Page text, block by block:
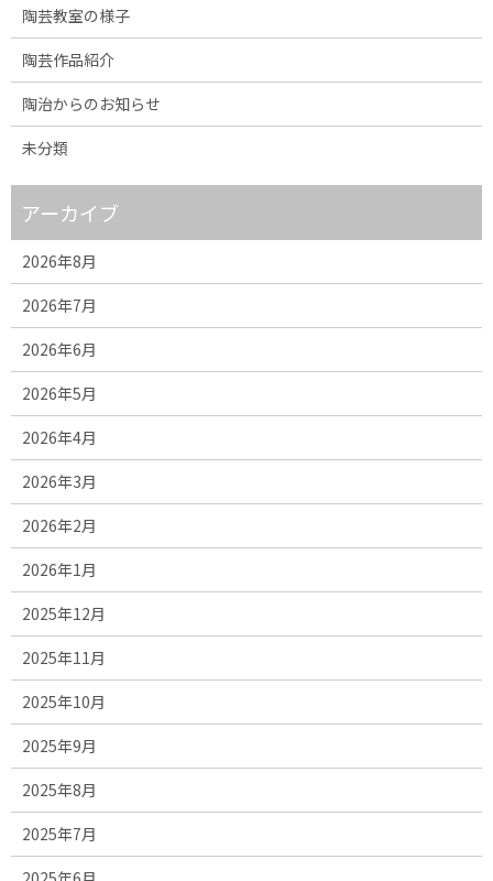
陶芸教室の様子
陶芸作品紹介
陶治からのお知らせ
未分類
アーカイブ
2026年8月
2026年7月
2026年6月
2026年5月
2026年4月
2026年3月
2026年2月
2026年1月
2025年12月
2025年11月
2025年10月
2025年9月
2025年8月
2025年7月